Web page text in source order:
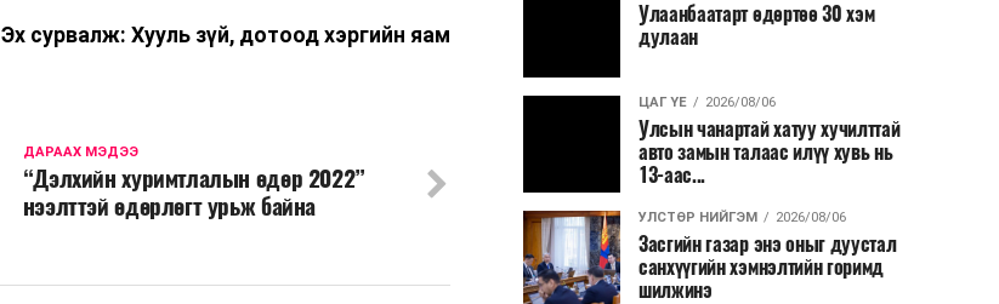
Эх сурвалж: Хууль зүй, дотоод хэргийн яам
ДАРААХ МЭДЭЭ
“Дэлхийн хуримтлалын өдөр 2022”
нээлттэй өдөрлөгт урьж байна
Улаанбаатарт өдөртөө 30 хэм
дулаан
ЦАГ ҮЕ 2026/08/06
Улсын чанартай хатуу хучилттай
авто замын талаас илүү хувь нь
13-аас...
УЛСТӨР НИЙГЭМ 2026/08/06
Засгийн газар энэ оныг дуустал
санхүүгийн хэмнэлтийн горимд
шилжинэ